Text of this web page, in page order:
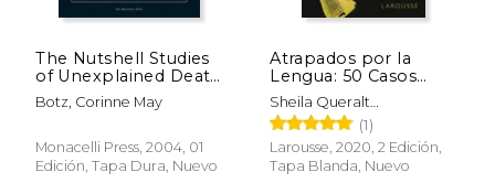
The Nutshell Studies
of Unexplained Death
(en Inglés)
Botz, Corinne May
Monacelli Press, 2004, 01
Edición, Tapa Dura, Nuevo
Atrapados por la
Lengua: 50 Casos
Resueltos por la
Lingüística Forense
(Larousse - Libros
Ilustrados
Sheila Queralt
Est&Eacute;Vez
(1)
Larousse, 2020, 2 Edición,
Tapa Blanda, Nuevo